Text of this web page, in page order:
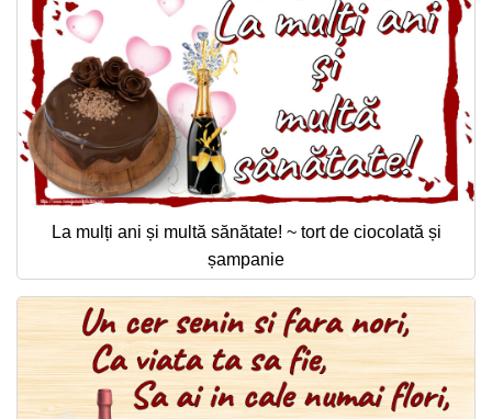
La mulți ani și multă sănătate! ~ tort de ciocolată și
șampanie